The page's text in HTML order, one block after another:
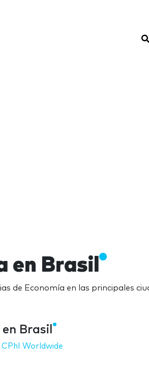
en Brasil
de Economía en las principales
Brasil
CPhI Worldwide